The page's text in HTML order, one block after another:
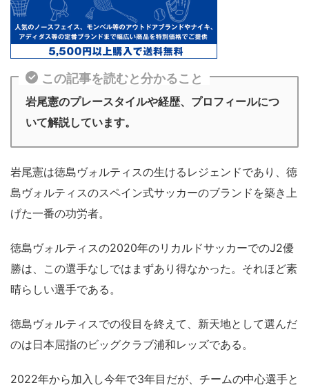
この記事を読むと分かること
岩尾憲のプレースタイルや経歴、プロフィールにつ
いて解説しています。
岩尾憲は徳島ヴォルティスの生けるレジェンドであり、徳
島ヴォルティスのスペイン式サッカーのブランドを築き上
げた一番の功労者。
徳島ヴォルティスの2020年のリカルドサッカーでのJ2優
勝は、この選手なしではまずあり得なかった。それほど素
晴らしい選手である。
徳島ヴォルティスでの役目を終えて、新天地として選んだ
のは日本屈指のビッグクラブ浦和レッズである。
2022年から加入し今年で3年目だが、チームの中心選手と